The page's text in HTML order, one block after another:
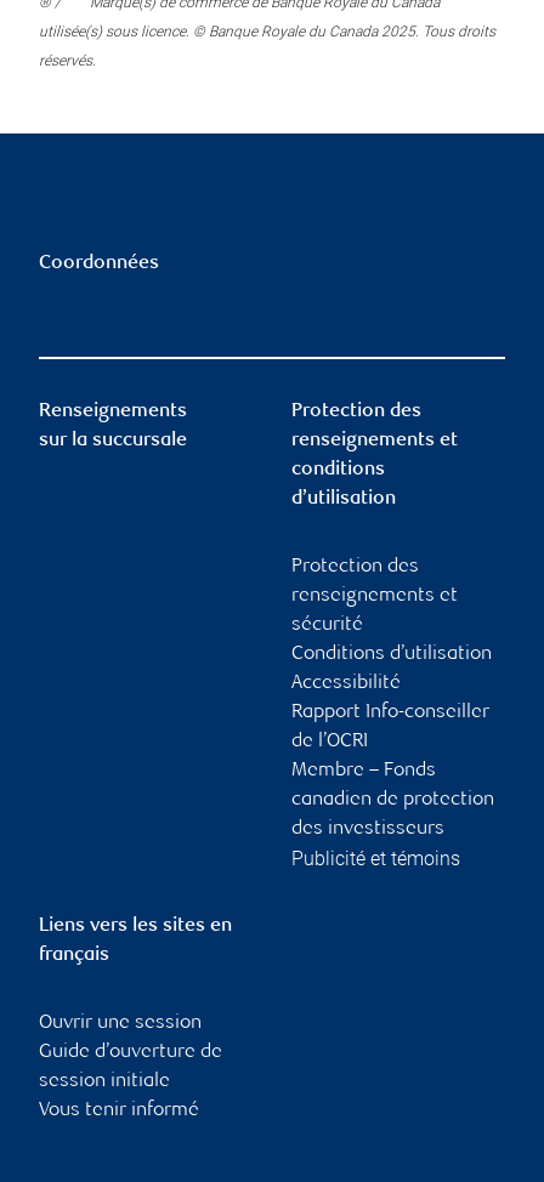
utilisée(s) sous licence. © Banque Royale du Canada 2025. Tous droits
réservés.
Coordonnées
Renseignements
sur la succursale
Protection des
renseignements et
conditions
d’utilisation
Protection des
renseignements et
sécurité
Conditions d’utilisation
Accessibilité
Rapport Info-conseiller
de l’OCRI
Membre – Fonds
canadien de protection
des investisseurs
Publicité et témoins
Liens vers les sites en
français
Ouvrir une session
Guide d’ouverture de
session initiale
Vous tenir informé